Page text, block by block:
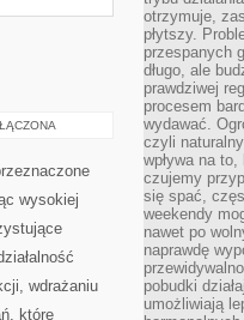
wysokiej
wdrażaniu
które
otrzymuje,
płytszy.
przespanych
długo, ale
prawdziwej
procesem
wydawać.
czyli
wpływa na
czujemy
się spać,
weekendy
nawet po
naprawdę
pobudki
umożliwiają